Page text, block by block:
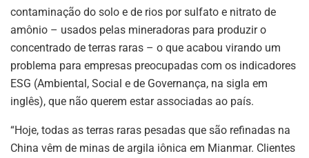
contaminação do solo e de rios por sulfato e nitrato de
amônio – usados pelas mineradoras para produzir o
concentrado de terras raras – o que acabou virando um
problema para empresas preocupadas com os indicadores
ESG (Ambiental, Social e de Governança, na sigla em
inglês), que não querem estar associadas ao país.
“Hoje, todas as terras raras pesadas que são refinadas na
China vêm de minas de argila iônica em Mianmar. Clientes